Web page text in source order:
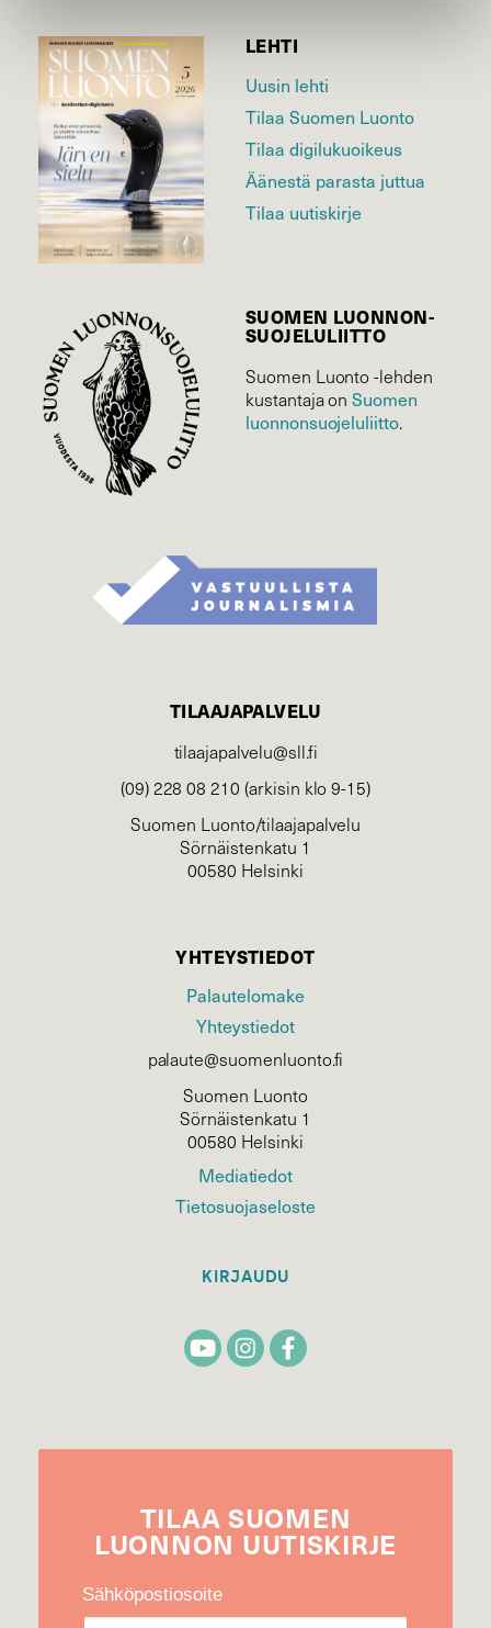
LEHTI
Uusin lehti
Tilaa Suomen Luonto
Tilaa digilukuoikeus
Äänestä parasta juttua
Tilaa uutiskirje
SUOMEN LUONNON­
SUOJELU­LIITTO
Suomen Luonto -lehden
kustantaja onSuomen
luonnonsuojelu­liitto.
TILAAJAPALVELU
tilaajapalvelu@sll.fi
(09) 228 08 210 (arkisin klo 9-15)
Suomen Luonto/tilaajapalvelu
Sörnäistenkatu 1
00580 Helsinki
YHTEYSTIEDOT
Palautelomake
Yhteystiedot
palaute@suomenluonto.fi
Suomen Luonto
Sörnäistenkatu 1
00580 Helsinki
Mediatiedot
Tietosuojaseloste
KIRJAUDU
TILAA SUOMEN
LUONNON UUTIS­KIRJE
Sähköpostiosoite